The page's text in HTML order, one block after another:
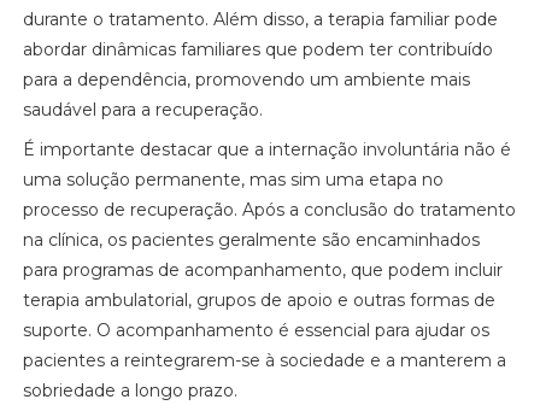
durante o tratamento. Além disso, a terapia familiar pode
abordar dinâmicas familiares que podem ter contribuído
para a dependência, promovendo um ambiente mais
saudável para a recuperação.
É importante destacar que a internação involuntária não é
uma solução permanente, mas sim uma etapa no
processo de recuperação. Após a conclusão do tratamento
na clínica, os pacientes geralmente são encaminhados
para programas de acompanhamento, que podem incluir
terapia ambulatorial, grupos de apoio e outras formas de
suporte. O acompanhamento é essencial para ajudar os
pacientes a reintegrarem-se à sociedade e a manterem a
sobriedade a longo prazo.